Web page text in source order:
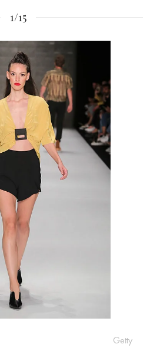
1/15
Getty